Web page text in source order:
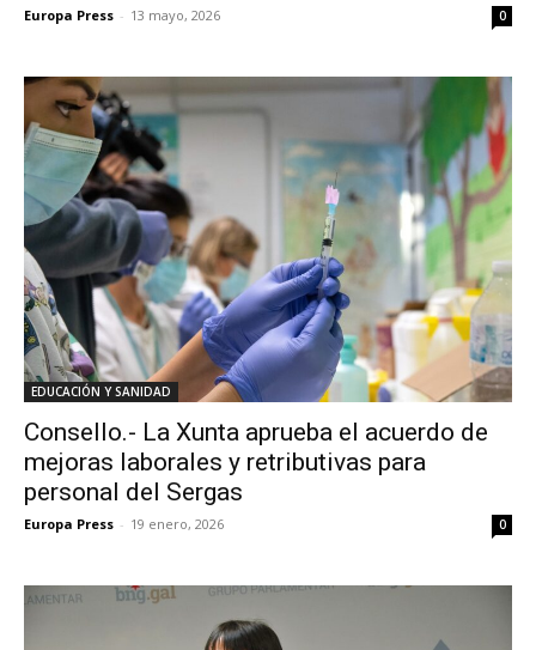
Europa Press - 13 mayo, 2026 0
EDUCACIÓN Y SANIDAD
Consello.- La Xunta aprueba el acuerdo de
mejoras laborales y retributivas para
personal del Sergas
Europa Press - 19 enero, 2026 0